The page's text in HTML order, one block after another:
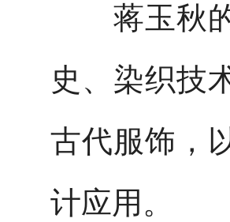
蒋玉秋的
史、染织技
古代服饰，
计应用。